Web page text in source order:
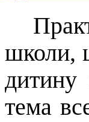
школи,
дитину
тема